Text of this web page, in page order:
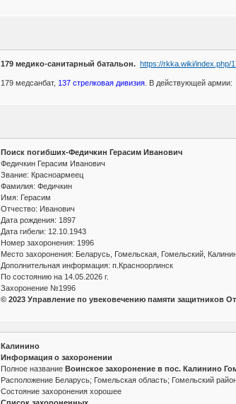
179 медико-санитарный батальон. https://rkka.wiki/index.php/
179 медсанбат, 137 стрелковая дивизия. В действующей армии:
Поиск погибших-Федичкин Герасим Иванович
Федичкин Герасим Иванович
Звание: Красноармеец
Фамилия: Федичкин
Имя: Герасим
Отчество: Иванович
Дата рождения: 1897
Дата гибели: 12.10.1943
Номер захоронения: 1996
Место захоронения: Беларусь, Гомельская, Гомельский,
Дополнительная информация: п.Красноорлинск
По состоянию на 14.05.2026 г.
Захоронение №1996
© 2023 Управление по увековечению памяти защитников
Калинино
Информация о захоронении
Полное названиеВоинское захоронение в пос. Калинино
Расположение Беларусь; Гомельская область; Гомельский
Состояние захоронения хорошее